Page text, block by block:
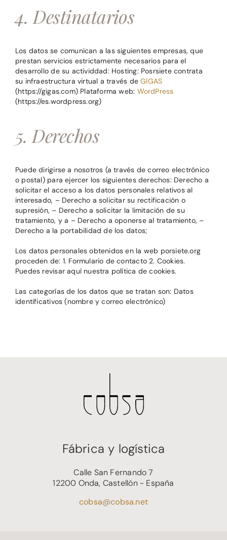
4. Destinatarios
Los datos se comunican a las siguientes empresas, que
prestan servicios estrictamente necesarios para el
desarrollo de su actividdad: Hosting: Posrsiete contrata
su infraestructura virtual a través deGIGAS
(https://gigas.com) Plataforma web: WordPress
(https://es.wordpress.org)
5. Derechos
Puede dirigirse a nosotros (a través de correo electrónico
o postal) para ejercer los siguientes derechos: Derecho a
solicitar el acceso a los datos personales relativos al
interesado, – Derecho a solicitar su rectificación o
supresión, – Derecho a solicitar la limitación de su
tratamiento, y a – Derecho a oponerse al tratamiento, –
Derecho a la portabilidad de los datos;
Los datos personales obtenidos en la web porsiete.org
proceden de: 1. Formulario de contacto 2. Cookies.
Puedes revisar aquí nuestra política de cookies.
Las categorías de los datos que se tratan son: Datos
identificativos (nombre y correo electrónico)
Fábrica y logística
Calle San Fernando 7
12200 Onda, Castellón - España
cobsa@cobsa.net